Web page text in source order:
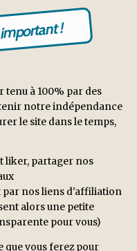
!
tenu à 100% par des
notre indépendance
le site dans le temps,
liker, partager nos
par nos liens d'affiliation
alors une petite
pour vous)
que vous ferez pour